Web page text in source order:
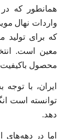
همانطور که
واردات نهال
که برای تولید
معین است.
محصول
ایران، با
توانسته است
دهد.
اما در دهه‌های